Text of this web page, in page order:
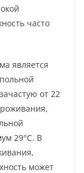
часто
является
от 22
29°C. В
может